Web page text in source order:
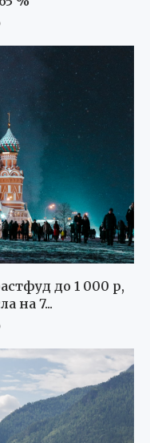
до 1 000 р,
на 7...